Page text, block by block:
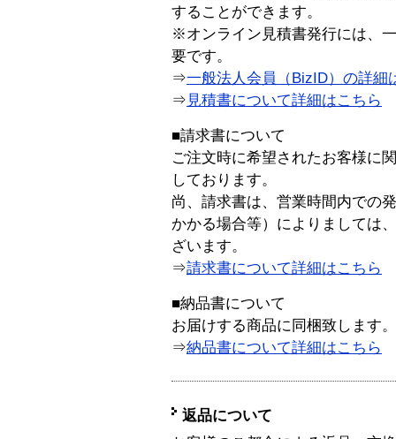
することができます。
※オンライン見積書発行には、
要です。
⇒一般法人会員（BizID）の詳細
⇒ 見積書について詳細はこちら
■請求書について
ご注文時に希望されたお客様に
しております。
尚、請求書は、営業時間内での
かかる場合等）によりましては
ざいます。
⇒請求書について詳細はこちら
■納品書について
お届けする商品に同梱致します。
⇒納品書について詳細はこちら
返品について